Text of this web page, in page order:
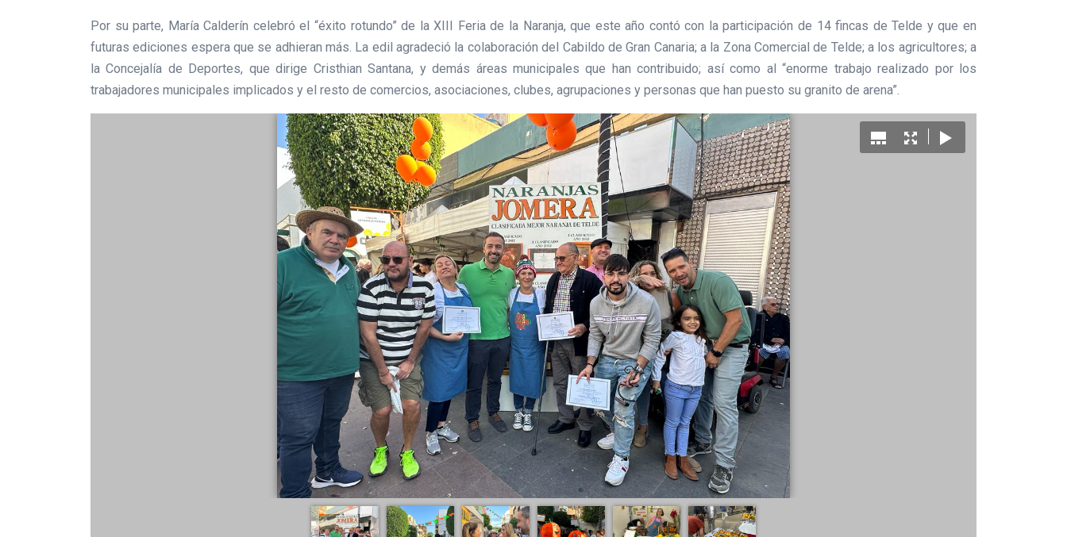
Por su parte, María Calderín celebró el “éxito rotundo” de la XIII Feria de la Naranja, que este año contó con la participación de 14 fincas de Telde y que en
futuras ediciones espera que se adhieran más. La edil agradeció la colaboración del Cabildo de Gran Canaria; a la Zona Comercial de Telde; a los agricultores; a
la Concejalía de Deportes, que dirige Cristhian Santana, y demás áreas municipales que han contribuido; así como al “enorme trabajo realizado por los
trabajadores municipales implicados y el resto de comercios, asociaciones, clubes, agrupaciones y personas que han puesto su granito de arena”.